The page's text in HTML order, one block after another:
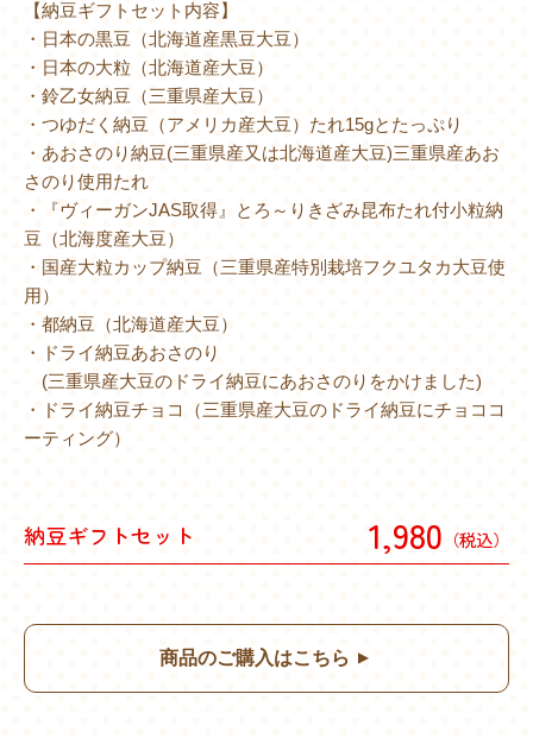
【納豆ギフトセット内容】
・日本の黒豆（北海道産黒豆大豆）
・日本の大粒（北海道産大豆）
・鈴乙女納豆（三重県産大豆）
・つゆだく納豆（アメリカ産大豆）たれ15gとたっぷり
・あおさのり納豆(三重県産又は北海道産大豆)三重県産あお
さのり使用たれ
・『ヴィーガンJAS取得』とろ～りきざみ昆布たれ付小粒納
豆（北海度産大豆）
・国産大粒カップ納豆（三重県産特別栽培フクユタカ大豆使
用）
・都納豆（北海道産大豆）
・ドライ納豆あおさのり
(三重県産大豆のドライ納豆にあおさのりをかけました)
・ドライ納豆チョコ（三重県産大豆のドライ納豆にチョココ
ーティング）
納豆ギフトセット 1,980 （税込）
商品のご購入はこちら ▲